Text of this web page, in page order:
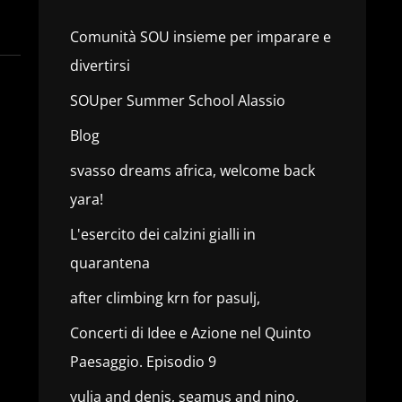
Comunità SOU insieme per imparare e
divertirsi
SOUper Summer School Alassio
Blog
svasso dreams africa, welcome back
yara!
L'esercito dei calzini gialli in
quarantena
after climbing krn for pasulj,
Concerti di Idee e Azione nel Quinto
Paesaggio. Episodio 9
yulia and denis, seamus and nino,